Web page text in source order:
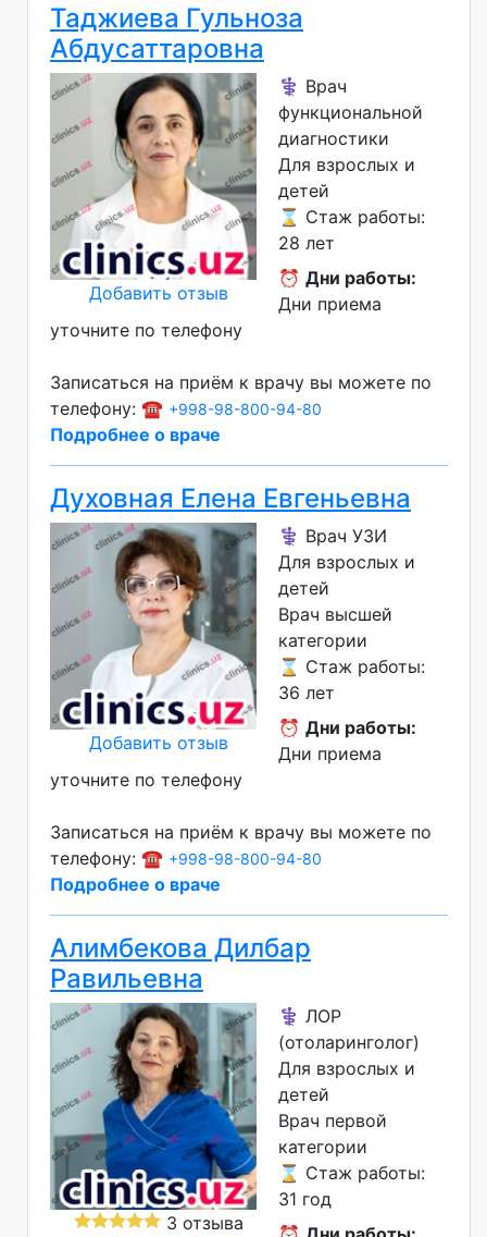
Таджиева Гульноза
Абдусаттаровна
Добавить отзыв
⚕️ Врач
функциональной
диагностики
Для взрослых и
детей
⌛ Стаж работы:
28 лет
⏰ Дни работы:
Дни приема
уточните по телефону
Записаться на приём к врачу вы можете по
телефону: ☎️ +998-98-800-94-80
Подробнее о враче
Духовная Елена Евгеньевна
Добавить отзыв
⚕️ Врач УЗИ
Для взрослых и
детей
Врач высшей
категории
⌛ Стаж работы:
36 лет
⏰ Дни работы:
Дни приема
уточните по телефону
Записаться на приём к врачу вы можете по
телефону: ☎️ +998-98-800-94-80
Подробнее о враче
Алимбекова Дилбар
Равильевна
3 отзыва
⚕️ ЛОР
(отоларинголог)
Для взрослых и
детей
Врач первой
категории
⌛ Стаж работы:
31 год